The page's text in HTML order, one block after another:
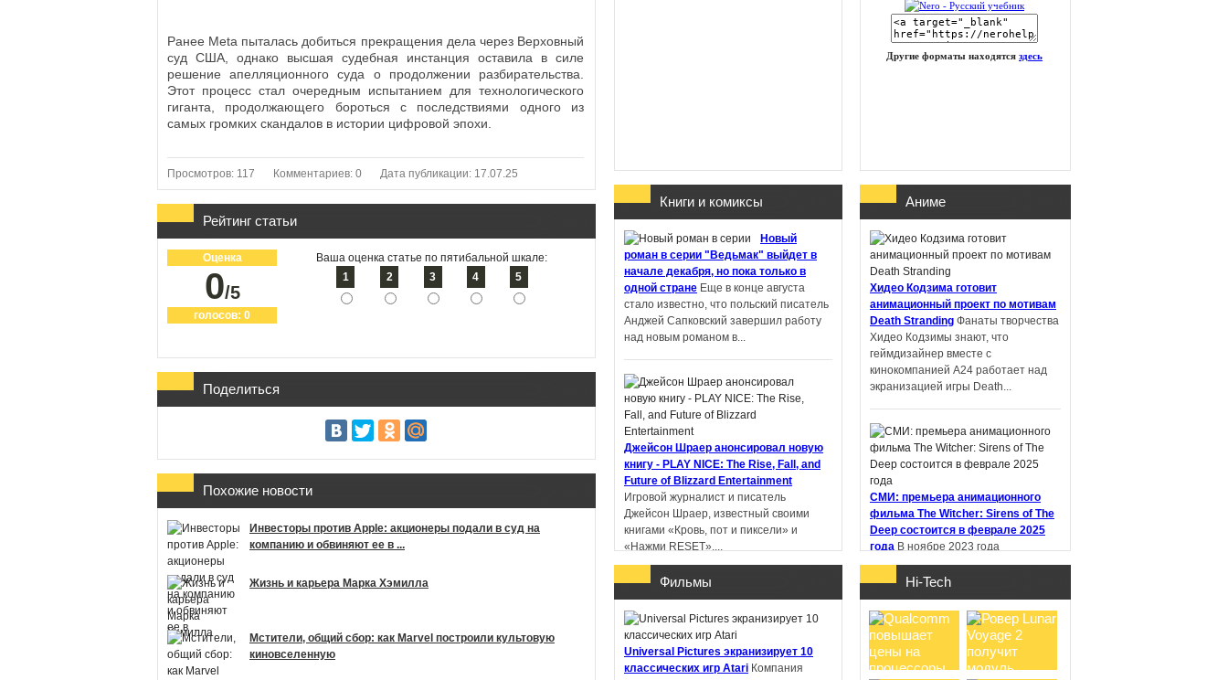
Ранее Meta пыталась добиться прекращения дела через Верховный
суд США, однако высшая судебная инстанция оставила в силе
решение апелляционного суда о продолжении разбирательства.
Этот процесс стал очередным испытанием для технологического
гиганта, продолжающего бороться с последствиями одного из
самых громких скандалов в истории цифровой эпохи.
Просмотров: 117 Комментариев: 0 Дата публикации: 17.07.25
Рейтинг статьи
Оценка
0/5
голосов: 0
Ваша оценка статье по пятибальной шкале:
1
2 3 4 5
Поделиться
Похожие новости
Инвесторы против Apple: акционеры подали в суд на
компанию и обвиняют ее в ...
Жизнь и карьера Марка Хэмилла
Мстители, общий сбор: как Marvel построили культовую
киновселенную
призраки - Джон Бойн
Пандемониум. Город
тёмных секретов -
Ученик рейнджера.
Руины Горлана - Джон
Фланаган
Книги и комиксы
Новый
роман в серии "Ведьмак" выйдет в
начале декабря, но пока только в
одной стране Еще в конце августа
стало известно, что польский писатель
Анджей Сапковский завершил работу
над новым романом в...
Джейсон Шраер анонсировал новую
книгу - PLAY NICE: The Rise, Fall, and
Future of Blizzard Entertainment
Игровой журналист и писатель
Джейсон Шраер, известный своими
книгами «Кровь, пот и пиксели» и
«Нажми RESET»,...
В Китае литературную премию
получил роман, написанный с
помощью ИИПрофессор Пекинского
Фильмы
Universal Pictures экранизирует 10
классических игр Atari Компания
регистрацией и
первым депоз ...
Samsung работает
над новыми
наушниками Galaxy
Глава Xbox Аша
рабочую группу ФРС
по влия ...
Другие форматы находятся здесь
Аниме
Хидео Кодзима готовит
анимационный проект по мотивам
Death Stranding Фанаты творчества
Хидео Кодзимы знают, что
геймдизайнер вместе с
кинокомпанией A24 работает над
экранизацией игры Death...
СМИ: премьера анимационного
фильма The Witcher: Sirens of The
Deep состоится в феврале 2025
года В ноябре 2023 года
стриминговый сервис Netflix
анонсировал анимационный фильм
Witcher:...
Hi-Tech